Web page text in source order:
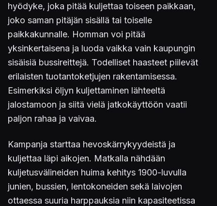
hyödyke, joka pitää kuljettaa toiseen paikkaan,
joko saman pitäjän sisällä tai toiselle
paikkakunnalle. Homman voi pitää
yksinkertaisena ja luoda vaikka vain kaupungin
sisäisiä bussireittejä. Todelliset haasteet piilevät
erilaisten tuotantoketjujen rakentamisessa.
Esimerkiksi öljyn kuljettaminen lähteeltä
jalostamoon ja siitä vielä jatkokäyttöön vaatii
paljon rahaa ja vaivaa.
Kampanja starttaa hevoskärrykyydeistä ja
kuljettaa läpi aikojen. Matkalla nähdään
kuljetusvälineiden huima kehitys 1900-luvulla
junien, bussien, lentokoneiden sekä laivojen
ottaessa suuria harppauksia niin kapasiteetissa